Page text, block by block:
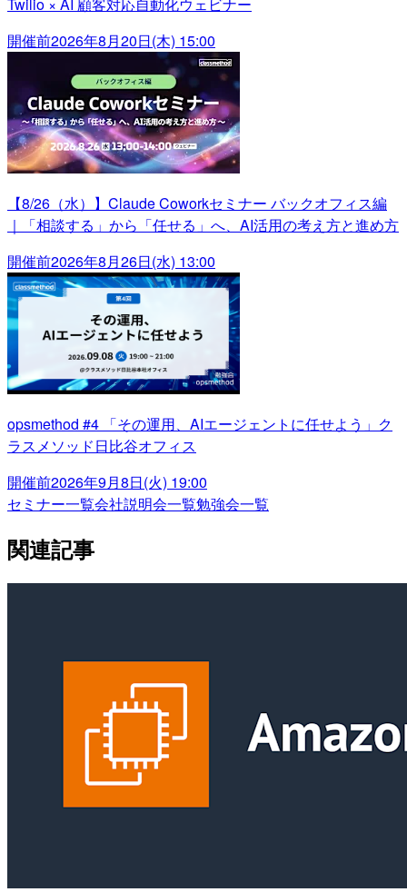
Twilio × AI 顧客対応自動化ウェビナー
開催前2026年8月20日(木) 15:00
【8/26（水）】Claude Coworkセミナー バックオフィス編
｜「相談する」から「任せる」へ、AI活用の考え方と進め方
開催前2026年8月26日(水) 13:00
opsmethod #4 「その運用、AIエージェントに任せよう」ク
ラスメソッド日比谷オフィス
開催前2026年9月8日(火) 19:00
セミナー一覧会社説明会一覧勉強会一覧
関連記事